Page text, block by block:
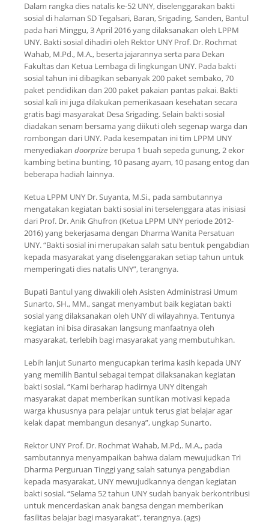
Dalam rangka dies natalis ke-52 UNY, diselenggarakan bakti
sosial di halaman SD Tegalsari, Baran, Srigading, Sanden, Bantul
pada hari Minggu, 3 April 2016 yang dilaksanakan oleh LPPM
UNY. Bakti sosial dihadiri oleh Rektor UNY Prof. Dr. Rochmat
Wahab, M.Pd., M.A., beserta jajarannya serta para Dekan
Fakultas dan Ketua Lembaga di lingkungan UNY. Pada bakti
sosial tahun ini dibagikan sebanyak 200 paket sembako, 70
paket pendidikan dan 200 paket pakaian pantas pakai. Bakti
sosial kali ini juga dilakukan pemerikasaan kesehatan secara
gratis bagi masyarakat Desa Srigading. Selain bakti sosial
diadakan senam bersama yang diikuti oleh segenap warga dan
rombongan dari UNY. Pada kesempatan ini tim LPPM UNY
menyediakan doorprize berupa 1 buah sepeda gunung, 2 ekor
kambing betina bunting, 10 pasang ayam, 10 pasang entog dan
beberapa hadiah lainnya.
Ketua LPPM UNY Dr. Suyanta, M.Si., pada sambutannya
mengatakan kegiatan bakti sosial ini terselenggara atas inisiasi
dari Prof. Dr. Anik Ghufron (Ketua LPPM UNY periode 2012-
2016) yang bekerjasama dengan Dharma Wanita Persatuan
UNY. “Bakti sosial ini merupakan salah satu bentuk pengabdian
kepada masyarakat yang diselenggarakan setiap tahun untuk
memperingati dies natalis UNY”, terangnya.
Bupati Bantul yang diwakili oleh Asisten Administrasi Umum
Sunarto, SH., MM., sangat menyambut baik kegiatan bakti
sosial yang dilaksanakan oleh UNY di wilayahnya. Tentunya
kegiatan ini bisa dirasakan langsung manfaatnya oleh
masyarakat, terlebih bagi masyarakat yang membutuhkan.
Lebih lanjut Sunarto mengucapkan terima kasih kepada UNY
yang memilih Bantul sebagai tempat dilaksanakan kegiatan
bakti sosial. “Kami berharap hadirnya UNY ditengah
masyarakat dapat memberikan suntikan motivasi kepada
warga khususnya para pelajar untuk terus giat belajar agar
kelak dapat membangun desanya”, ungkap Sunarto.
Rektor UNY Prof. Dr. Rochmat Wahab, M.Pd,. M.A., pada
sambutannya menyampaikan bahwa dalam mewujudkan Tri
Dharma Perguruan Tinggi yang salah satunya pengabdian
kepada masyarakat, UNY mewujudkannya dengan kegiatan
bakti sosial. “Selama 52 tahun UNY sudah banyak berkontribusi
untuk mencerdaskan anak bangsa dengan memberikan
fasilitas belajar bagi masyarakat”, terangnya. (ags)